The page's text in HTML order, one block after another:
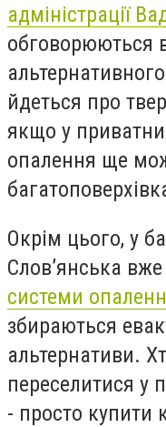
адміністрації
обговорюються
йдеться про
якщо у
опалення ще
Окрім цього, у
Слов’янська вже
системи
збираються
альтернативи.
переселитися у
- просто купити